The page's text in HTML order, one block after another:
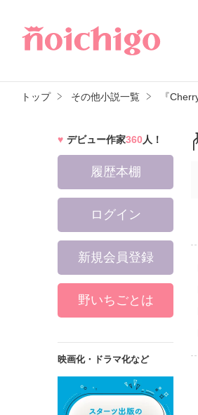
トップ その他小説一覧 『
デビュー作家360人！
履歴本棚
ログイン
新規会員登録
野いちごとは
映画化・ドラマ化など